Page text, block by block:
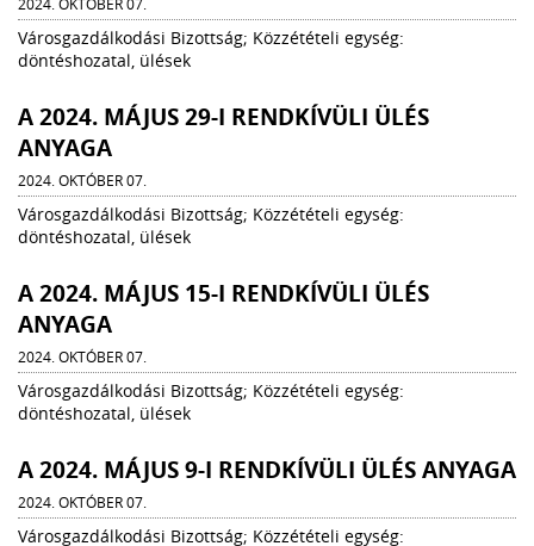
Városgazdálkodási Bizottság; Közzétételi egység:
döntéshozatal, ülések
A 2024. MÁJUS 29-I RENDKÍVÜLI ÜLÉS
ANYAGA
2024. OKTÓBER 07.
Városgazdálkodási Bizottság; Közzétételi egység:
döntéshozatal, ülések
A 2024. MÁJUS 15-I RENDKÍVÜLI ÜLÉS
ANYAGA
2024. OKTÓBER 07.
Városgazdálkodási Bizottság; Közzétételi egység:
döntéshozatal, ülések
A 2024. MÁJUS 9-I RENDKÍVÜLI ÜLÉS ANYAGA
2024. OKTÓBER 07.
Városgazdálkodási Bizottság; Közzétételi egység: